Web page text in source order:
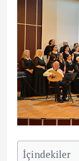
İçindekiler